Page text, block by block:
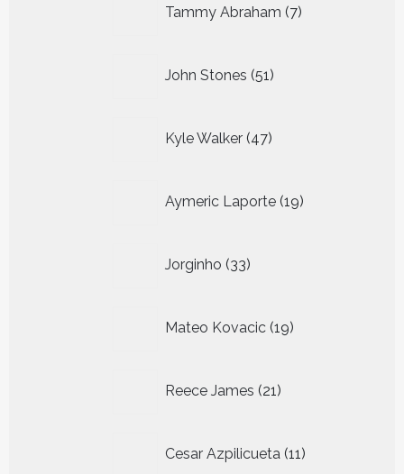
Tammy Abraham 7
producten
John Stones 51
producten
Kyle Walker 47
producten
Aymeric Laporte 19
producten
Jorginho 33
producten
Mateo Kovacic 19
producten
Reece James 21
producten
Cesar Azpilicueta 11
producten